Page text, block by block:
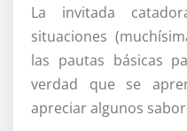
La invitada
situaciones
las pautas básicas
verdad que se
apreciar algunos